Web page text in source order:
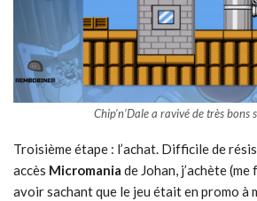
Chip’n’Dale a ravivé de très bons
Troisième étape : l’achat. Difficile de
accès Micromania de Johan, j’achète
avoir sachant que le jeu était en promo à